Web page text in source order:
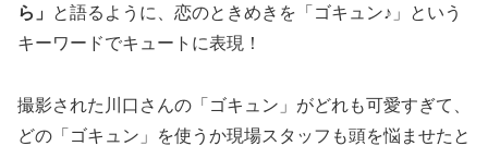
ら」
と語るように、恋のときめきを「ゴキュン♪」という
キーワードでキュートに表現！
撮影された川口さんの「ゴキュン」がどれも可愛すぎて、
どの「ゴキュン」を使うか現場スタッフも頭を悩ませたと